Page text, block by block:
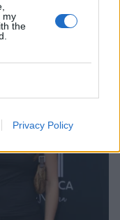
my
the
Privacy Policy